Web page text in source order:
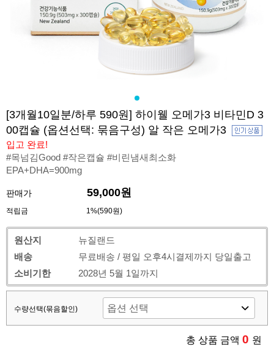
[3개월10일분/하루 590원] 하이웰 오메가3 비타민D 3
00캡슐 (옵션선택: 묶음구성) 알 작은 오메가3
입고 완료!
#목넘김Good #작은캡슐 #비린냄새최소화
EPA+DHA=900mg
판매가 59,000원
적립금 1%(590원)
원산지
뉴질랜드
배송
무료배송 / 평일 오후4시결제까지 당일출고
소비기한
2028년 5월 1일까지
수량선택(묶음할인)
총 상품 금액 0 원